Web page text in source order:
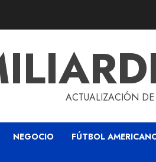
ACTUALIZACIÓN
NEGOCIO FÚTBOL